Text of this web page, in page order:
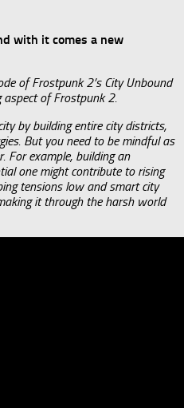
with it comes a new
of Frostpunk 2’s City Unbound
aspect of Frostpunk 2.
by building entire city districts,
But you need to be mindful as
For example, building an
one might contribute to rising
tensions low and smart city
it through the harsh world